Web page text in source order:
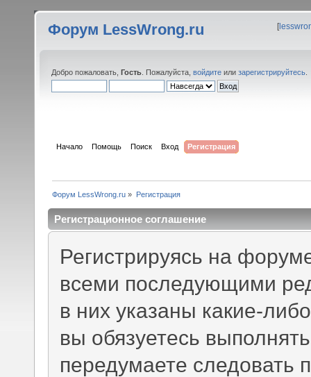
Форум LessWrong.ru [
Добро пожаловать, Гость . Пожалуйста, войдите или зарегистрируйтесь
Начало Помощь Поиск Вход Регистрация
Форум LessWrong.ru » Регистрация
Регистрационное соглашение
Регистрируясь на
всеми последующими
в них указаны какие-
вы обязуетесь
передумаете